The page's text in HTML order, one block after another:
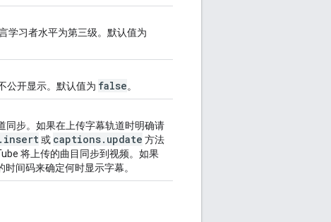
学习者水平为第三级。默认值为
公开显示。默认值为 false。
同步。如果在上传字幕轨道时明确请
. insert或 captions. update 方法
将上传的曲目同步到视频。如果
间码来确定何时显示字幕。